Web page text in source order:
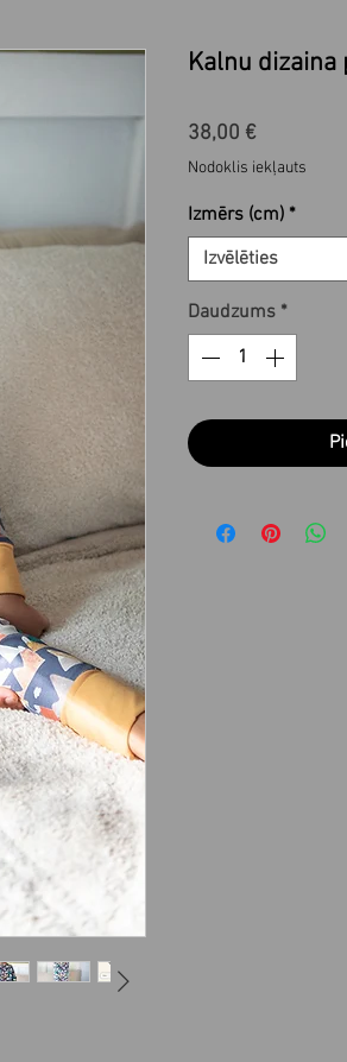
Kalnu
38,00 €Cena
Nodoklis iekļauts
Izmērs (cm) *
Izvēlēties
Daudzums *